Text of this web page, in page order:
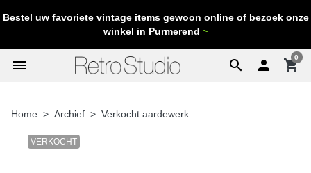
Bestel uw favoriete vintage items gewoon online of bezoek onze
winkel in Purmerend ~
search
menu  shopping_cart
0
Home Archief Verkocht aardewerk
VERKOCHT